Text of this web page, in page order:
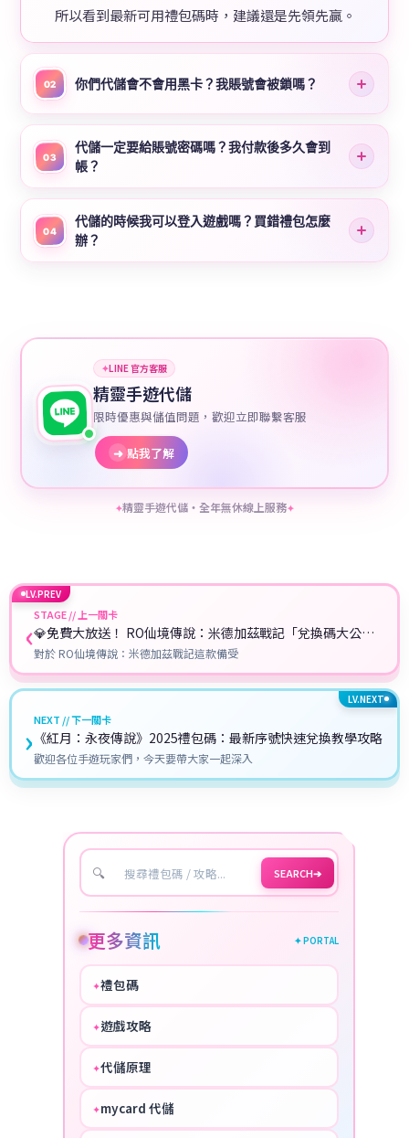
所以看到最新可用禮包碼時，建議還是先領先贏。
02 你們代儲會不會用黑卡？我賬號會被鎖嗎？
03
代儲一定要給賬號密碼嗎？我付款後多久會到
帳？
04
代儲的時候我可以登入遊戲嗎？買錯禮包怎麼
辦？
✦LINE 官方客服
精靈手遊代儲
限時優惠與儲值問題，歡迎立即聯繫客服
➜ 點我了解
✦精靈手遊代儲・全年無休線上服務✦
LV.PREV
‹STAGE // 上一關卡
💎免費大放送！ RO仙境傳說：米德加茲戰記「兌換碼大公開
＋ 最新禮包碼領取攻略」
對於 RO仙境傳說：米德加茲戰記這款備受
LV.NEXT
NEXT // 下一關卡
《紅月：永夜傳說》2025禮包碼：最新序號快速兌換教學攻略
歡迎各位手遊玩家們，今天要帶大家一起深入
›
🔍 SEARCH➔
更多資訊 ✦ PORTAL
✦禮包碼
✦遊戲攻略
✦代儲原理
✦mycard 代儲